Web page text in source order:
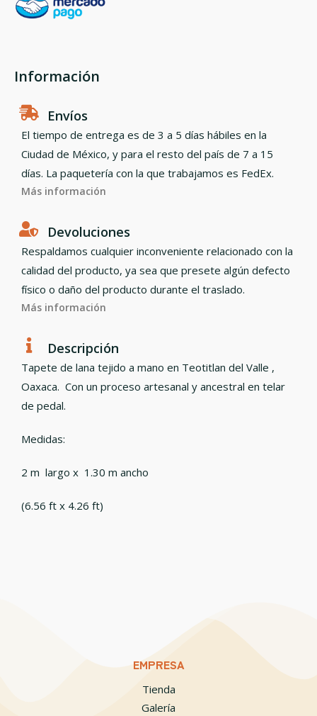
Información
Envíos
El tiempo de entrega es de 3 a 5 días hábiles en la
Ciudad de México, y para el resto del país de 7 a 15
días. La paquetería con la que trabajamos es FedEx.
Más información
Devoluciones
Respaldamos cualquier inconveniente relacionado con la
calidad del producto, ya sea que presete algún defecto
físico o daño del producto durante el traslado.
Más información
Descripción
Tapete de lana tejido a mano en Teotitlan del Valle ,
Oaxaca. Con un proceso artesanal y ancestral en telar
de pedal.
Medidas:
2 m largo x 1.30 m ancho
(6.56 ft x 4.26 ft)
EMPRESA
Tienda
Galería